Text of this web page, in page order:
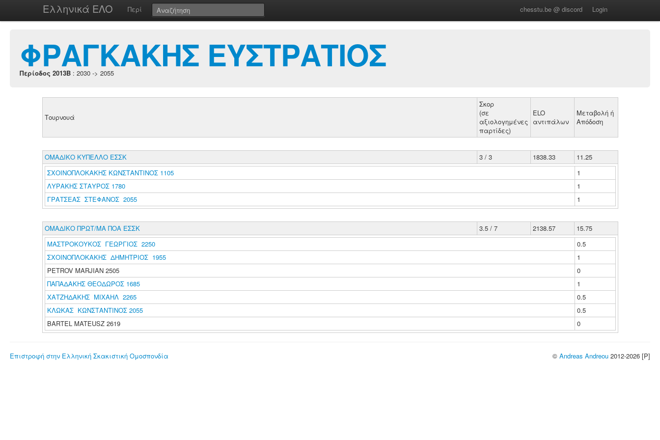
Ελληνικά ΕΛΟ Περί chesstu.be @ discord Login
ΦΡΑΓΚΑΚΗΣ ΕΥΣΤΡΑΤΙΟΣ
Περίοδος 2013B : 2030 -> 2055
Τουρνουά
Σκορ
(σε
αξιολογημένες
παρτίδες)
ELO
αντιπάλων
Μεταβολή ή
Απόδοση
ΟΜΑΔΙΚΟ ΚΥΠΕΛΛΟ ΕΣΣΚ 3 / 3 1838.33
11.25
ΣΧΟΙΝΟΠΛΟΚΑΚΗΣ ΚΩΝΣΤΑΝΤΙΝΟΣ 1105
1
ΛΥΡΑΚΗΣ ΣΤΑΥΡΟΣ 1780
1
ΓΡΑΤΣΕΑΣ ΣΤΕΦΑΝΟΣ 2055
1
ΟΜΑΔΙΚΟ ΠΡΩΤ/ΜΑ ΠΟΑ ΕΣΣΚ 3.5 / 7 2138.57
15.75
ΜΑΣΤΡΟΚΟΥΚΟΣ ΓΕΩΡΓΙΟΣ 2250
0.5
ΣΧΟΙΝΟΠΛΟΚΑΚΗΣ ΔΗΜΗΤΡΙΟΣ 1955
1
PETROV MARJIAN 2505
0
ΠΑΠΑΔΑΚΗΣ ΘΕΟΔΩΡΟΣ 1685
1
ΧΑΤΖΗΔΑΚΗΣ ΜΙΧΑΗΛ 2265
0.5
ΚΛΩΚΑΣ ΚΩΝΣΤΑΝΤΙΝΟΣ 2055
0.5
BARTEL MATEUSZ 2619
0
Επιστροφή στην Ελληνική Σκακιστική Ομοσπονδία © Andreas Andreou 2012-2026 [P]